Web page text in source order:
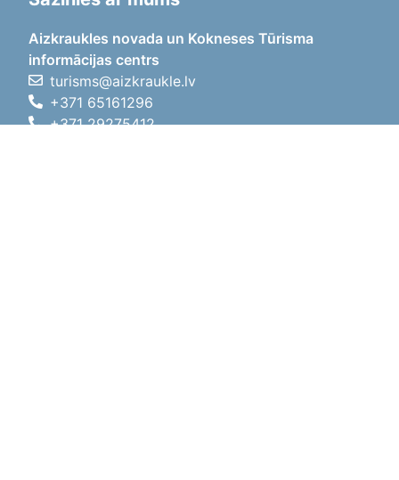
Aizkraukles novada un Kokneses Tūrisma
informācijas centrs
turisms@aizkraukle.lv
+371 65161296
+371 29275412